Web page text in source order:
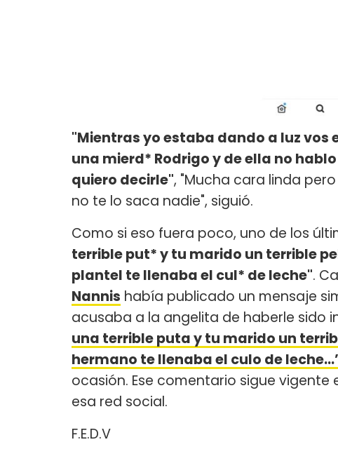
"Mientras yo estaba dando a luz
una mierd* Rodrigo y de ella no
quiero decirle", "Mucha cara linda
no te lo saca nadie", siguió.
Como si eso fuera poco, uno de los
terrible put* y tu marido un terrible
plantel te llenaba el cul* de leche".
Nannis había publicado un mensaje
acusaba a la angelita de haberle sido
una terrible puta y tu marido un
hermano te llenaba el culo de
ocasión. Ese comentario sigue
esa red social.
F.E.D.V